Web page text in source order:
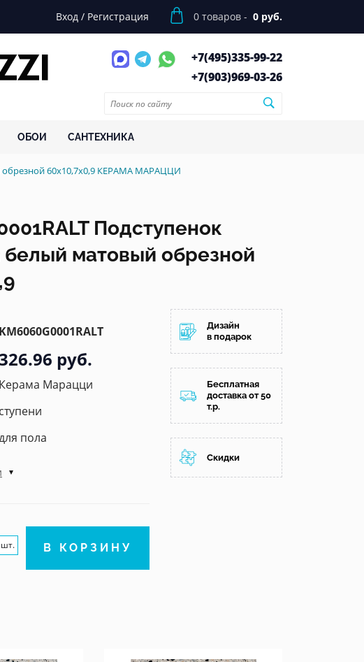
Вход / Регистрация 0 товаров - 0 руб.
+7(495)335-99-22
+7(903)969-03-26
ОБОИ САНТЕХНИКА
обрезной 60x10,7x0,9 КЕРАМА МАРАЦЦИ
Подступенок
белый матовый обрезной
KM6060G0001RALT
326.96 руб.
Керама Марацци
ступени
пола
шт. В КОРЗИНУ
Дизайн
в подарок
Бесплатная
доставка от 50
т.р.
Скидки